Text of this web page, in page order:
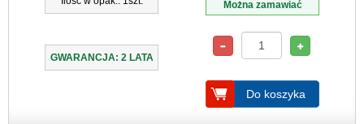
GWARANCJA: 2 LATA
Można zamawiać
Do koszyka